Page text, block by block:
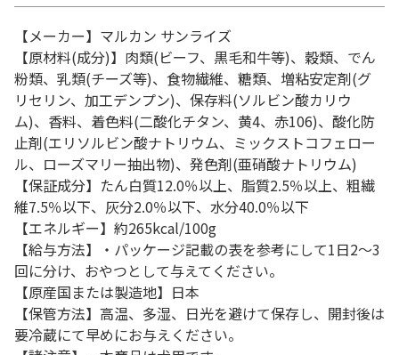
【メーカー】マルカン サンライズ
【原材料(成分)】肉類(ビーフ、黒毛和牛等)、穀類、でん
粉類、乳類(チーズ等)、食物繊維、糖類、増粘安定剤(グ
リセリン、加工デンプン)、保存料(ソルビン酸カリウ
ム)、香料、着色料(二酸化チタン、黄4、赤106)、酸化防
止剤(エリソルビン酸ナトリウム、ミックストコフェロー
ル、ローズマリー抽出物)、発色剤(亜硝酸ナトリウム)
【保証成分】たん白質12.0％以上、脂質2.5％以上、粗繊
維7.5％以下、灰分2.0％以下、水分40.0％以下
【エネルギー】約265kcal/100g
【給与方法】・パッケージ記載の表を参考にして1日2～3
回に分け、おやつとして与えてください。
【原産国または製造地】日本
【保管方法】高温、多湿、日光を避けて保存し、開封後は
要冷蔵にて早めにお与えください。